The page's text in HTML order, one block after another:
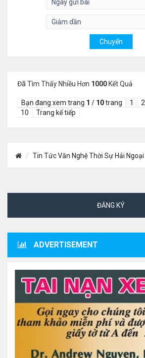
Đã Tìm Thấy Nhiều Hơn 1000 Kết Quả
Bạn đang xem trang 1 / 10trang 1 2
10
Trang kế tiếp
Tin Tức Văn Nghệ Thời Sự Hải Ngoại
ĐĂNG KÝ
ADVERTISEMENT